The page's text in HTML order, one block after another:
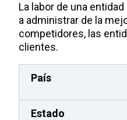
La labor de una
a administrar de la
competidores, las
clientes.
País
Estado